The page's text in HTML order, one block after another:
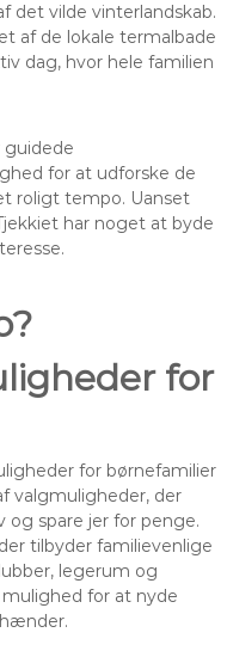
det vilde vinterlandskab.
af de lokale termalbade
dag, hvor hele familien
guidede
for at udforske de
roligt tempo. Uanset
har noget at byde
for
for børnefamilier
valgmuligheder, der
og spare jer for penge.
tilbyder familievenlige
legerum og
for at nyde